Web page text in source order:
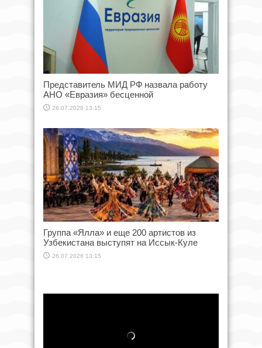
Представитель МИД РФ назвала работу
АНО «Евразия» бесценной
26.07.2026 13:15
Группа «Ялла» и еще 200 артистов из
Узбекистана выступят на Иссык-Куле
26.07.2026 13:15